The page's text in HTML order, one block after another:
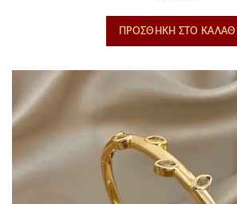
ΠΡΟΣΘΉΚΗ ΣΤΟ ΚΑΛΆΘΙ